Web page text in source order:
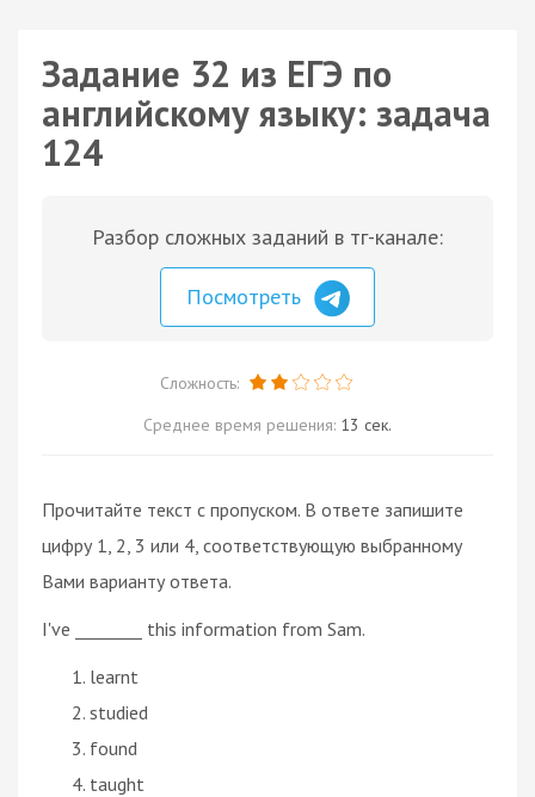
Задание 32 из ЕГЭ по
английскому языку: задача
124
Разбор сложных заданий в тг-канале:
Посмотреть
Сложность:
Среднее время решения: 13 сек.
Прочитайте текст с пропуском. В ответе запишите
цифру 1, 2, 3 или 4, соответствующую выбранному
Вами варианту ответа.
I've ________ this information from Sam.
learnt
studied
found
taught